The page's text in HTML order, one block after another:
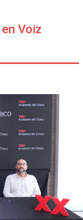
Voiz